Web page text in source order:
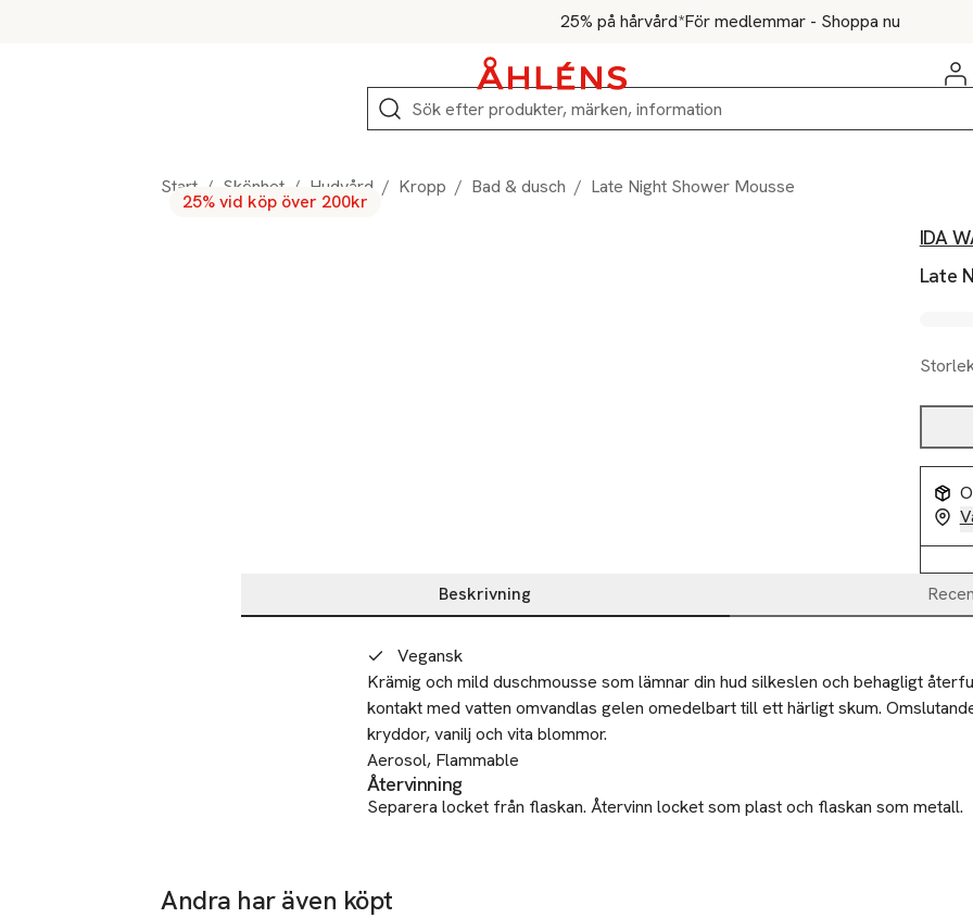
25% på hårvård*För medlemmar - Shoppa nu
Sök
Start / Skönhet / Hudvård / Kropp / Bad & dusch / Late Night Shower Mousse
25% vid köp över 200kr
IDA
Late
Beskrivning
Beskrivning
Vegansk
Krämig och mild duschmousse som lämnar din hud silkeslen och behagligt
kontakt med vatten omvandlas gelen omedelbart till ett härligt skum.
kryddor, vanilj och vita blommor.
Aerosol, Flammable
Återvinning
Separera locket från flaskan. Återvinn locket som plast och flaskan som metall.
punkteras eller brännas, gäller även tömd behållare. Skyddas från solljus. Får
Andra har även köpt